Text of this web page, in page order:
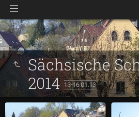
Sächsische
201413-16.01.13